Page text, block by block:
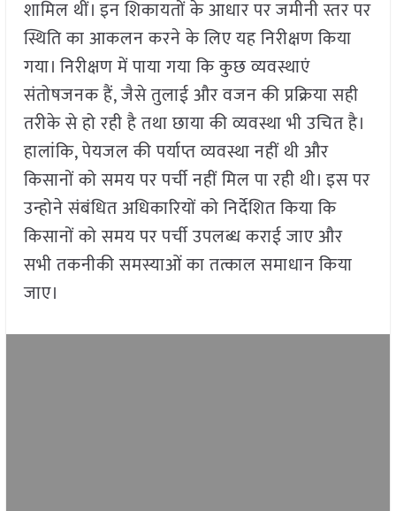
शामिल थीं। इन शिकायतों के आधार पर जमीनी स्तर पर
स्थिति का आकलन करने के लिए यह निरीक्षण किया
गया। निरीक्षण में पाया गया कि कुछ व्यवस्थाएं
संतोषजनक हैं, जैसे तुलाई और वजन की प्रक्रिया सही
तरीके से हो रही है तथा छाया की व्यवस्था भी उचित है।
हालांकि, पेयजल की पर्याप्त व्यवस्था नहीं थी और
किसानों को समय पर पर्ची नहीं मिल पा रही थी। इस पर
उन्होने संबंधित अधिकारियों को निर्देशित किया कि
किसानों को समय पर पर्ची उपलब्ध कराई जाए और
सभी तकनीकी समस्याओं का तत्काल समाधान किया
जाए।